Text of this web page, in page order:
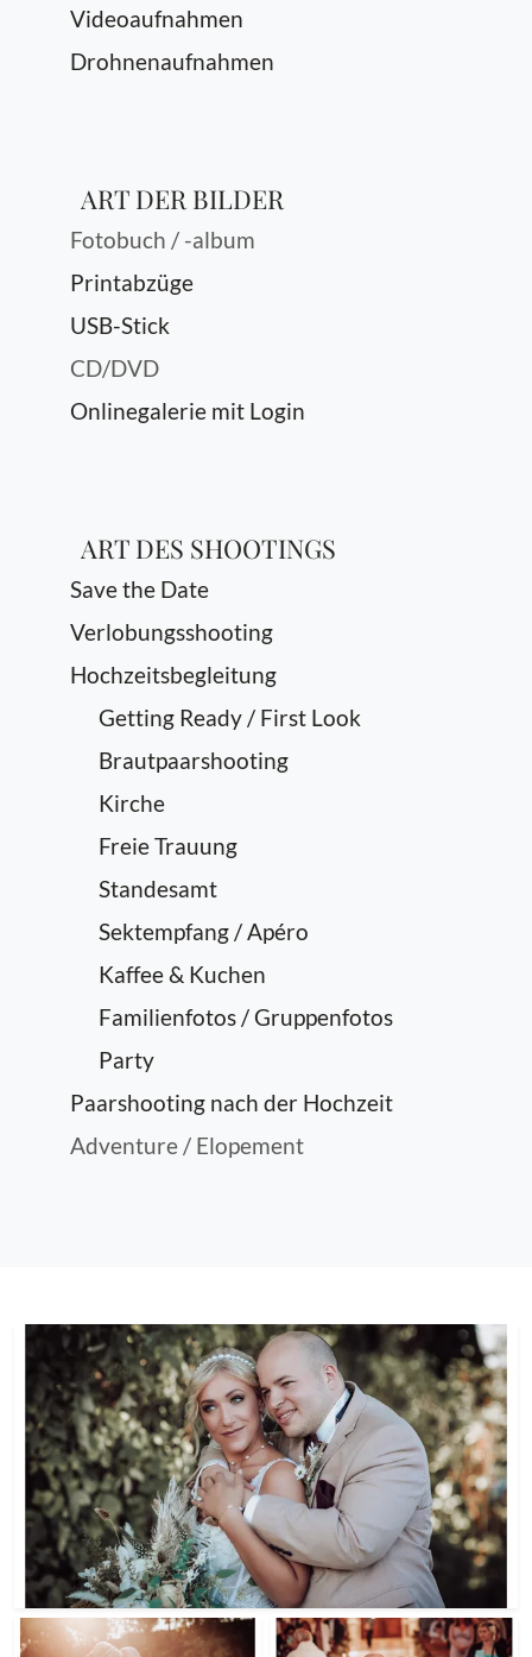
Videoaufnahmen
Drohnenaufnahmen
ART DER BILDER
Fotobuch / -album
Printabzüge
USB-Stick
CD/DVD
Onlinegalerie mit Login
ART DES SHOOTINGS
Save the Date
Verlobungsshooting
Hochzeitsbegleitung
Getting Ready / First Look
Brautpaarshooting
Kirche
Freie Trauung
Standesamt
Sektempfang / Apéro
Kaffee & Kuchen
Familienfotos / Gruppenfotos
Party
Paarshooting nach der Hochzeit
Adventure / Elopement